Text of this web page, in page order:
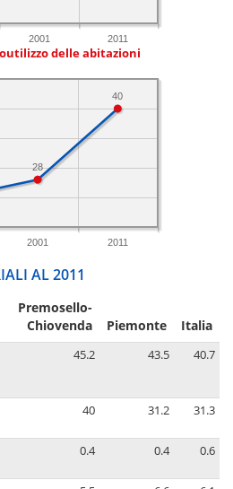
2001 2011
delle abitazioni
2001 2011
40
28
AL 2011
Premosello-
Chiovenda
Piemonte Italia
45.2 43.5 40.7
40 31.2 31.3
0.4 0.4 0.6